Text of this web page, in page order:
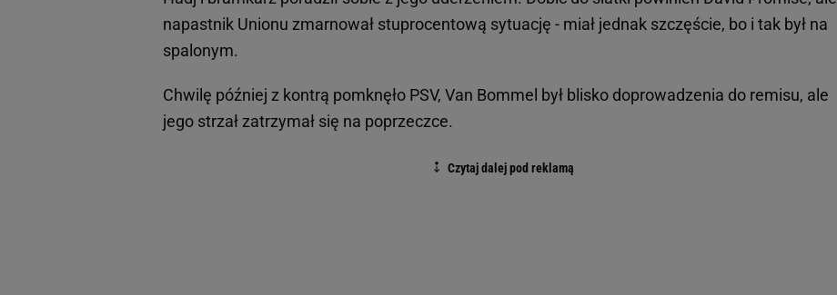
napastnik Unionu zmarnował stuprocentową sytuację - miał jednak szczęście, bo i tak był na
spalonym.
Chwilę później z kontrą pomknęło PSV, Van Bommel był blisko doprowadzenia do remisu, ale
jego strzał zatrzymał się na poprzeczce.